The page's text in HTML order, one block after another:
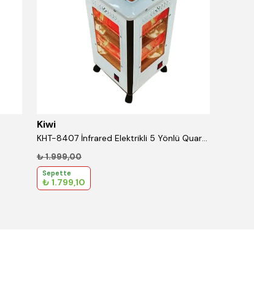
Kiwi
KHT-8407 İnfrared Elektrikli 5 Yönlü Quartz Isıtıcı
₺ 1.999,00
Sepette
₺ 1.799,10